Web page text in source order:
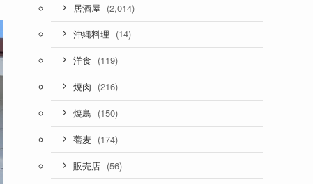
居酒屋 (2,014)
沖縄料理 (14)
洋食 (119)
焼肉 (216)
焼鳥 (150)
蕎麦 (174)
販売店 (56)